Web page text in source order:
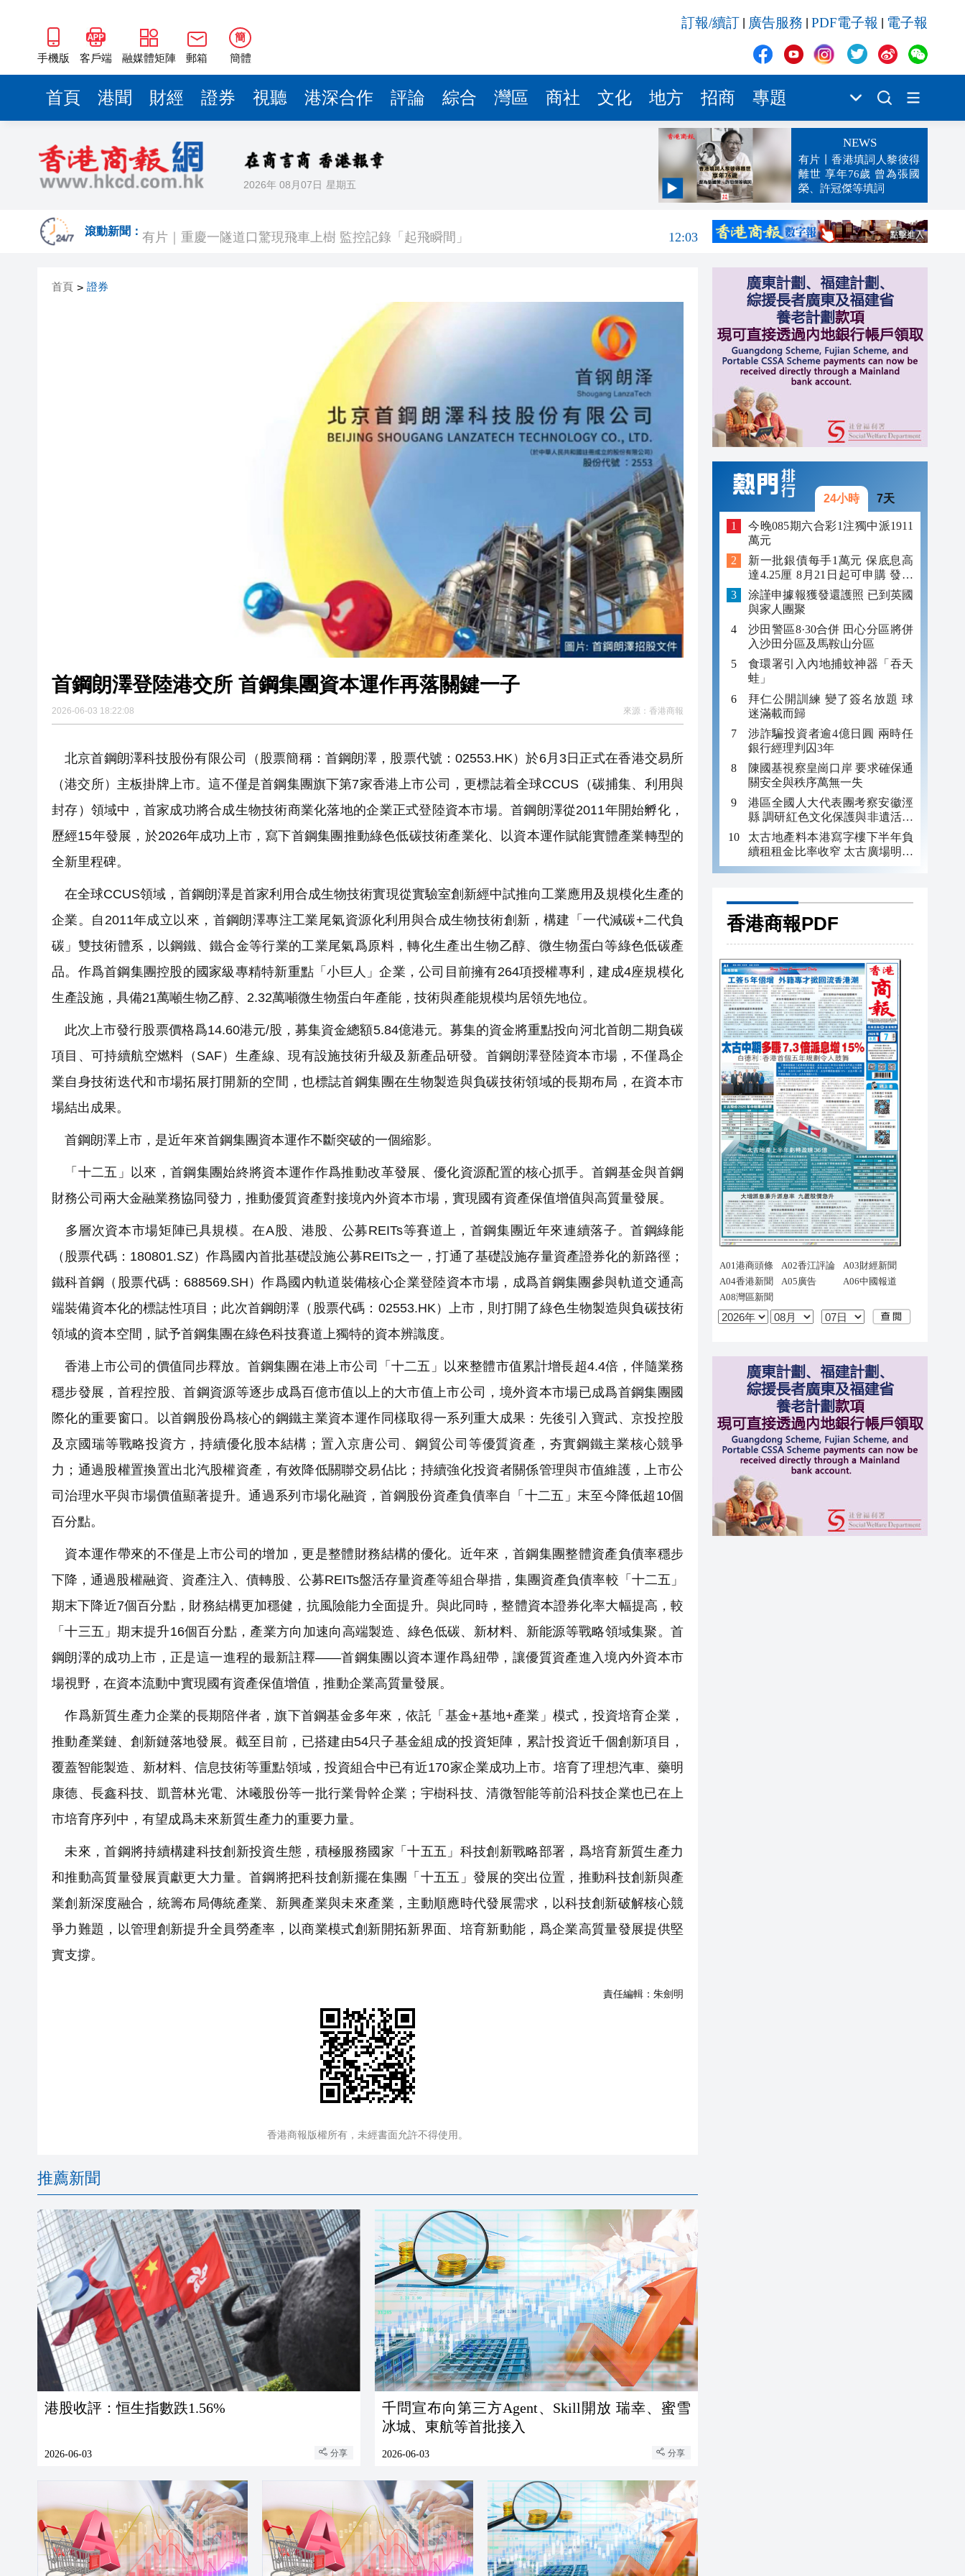
手機版 客戶端 融媒體矩陣 郵箱
簡
簡體
訂報/續訂 廣告服務 PDF電子報 電子報
首頁 港聞 財經 證券 視聽 港深合作 評論 綜合 灣區 商社 文化 地方 招商 專題
2026年 08月07日 星期五
NEWS
有片丨香港填詞人黎彼得
離世 享年76歲 曾為張國
榮、許冠傑等填詞
滾動新聞：
12:09
有片｜重慶一隧道口驚現飛車上樹 監控記錄「起飛瞬間」
12:03
【A股午評】三大指數集體上漲 創業板指漲1.75%
58歲男子失蹤半月 今於馬鞍山女婆山發現遺體
A股多家光伏龍頭回應「美國加徵關稅」
人行據報正增加在香港的黃金儲備 支持香港成為黃金交易中心
首頁 > 證券
首鋼朗澤登陸港交所 首鋼集團資本運作再落關鍵一子
2026-06-03 18:22:08 來源： 香港商報
北京首鋼朗澤科技股份有限公司（股票簡稱：首鋼朗澤，股票代號：02553.HK）於6月3日正式在香港交易所
（港交所）主板掛牌上市。這不僅是首鋼集團旗下第7家香港上市公司，更標誌着全球CCUS（碳捕集、利用與
封存）領域中，首家成功將合成生物技術商業化落地的企業正式登陸資本市場。首鋼朗澤從2011年開始孵化，
歷經15年發展，於2026年成功上市，寫下首鋼集團推動綠色低碳技術產業化、以資本運作賦能實體產業轉型的
全新里程碑。
在全球CCUS領域，首鋼朗澤是首家利用合成生物技術實現從實驗室創新經中試推向工業應用及規模化生產的
企業。自2011年成立以來，首鋼朗澤專注工業尾氣資源化利用與合成生物技術創新，構建「一代減碳+二代負
碳」雙技術體系，以鋼鐵、鐵合金等行業的工業尾氣爲原料，轉化生產出生物乙醇、微生物蛋白等綠色低碳產
品。作爲首鋼集團控股的國家級專精特新重點「小巨人」企業，公司目前擁有264項授權專利，建成4座規模化
生產設施，具備21萬噸生物乙醇、2.32萬噸微生物蛋白年產能，技術與產能規模均居領先地位。
此次上市發行股票價格爲14.60港元/股，募集資金總額5.84億港元。募集的資金將重點投向河北首朗二期負碳
項目、可持續航空燃料（SAF）生產線、現有設施技術升級及新產品研發。首鋼朗澤登陸資本市場，不僅爲企
業自身技術迭代和市場拓展打開新的空間，也標誌首鋼集團在生物製造與負碳技術領域的長期布局，在資本市
場結出成果。
首鋼朗澤上市，是近年來首鋼集團資本運作不斷突破的一個縮影。
「十二五」以來，首鋼集團始終將資本運作作爲推動改革發展、優化資源配置的核心抓手。首鋼基金與首鋼
財務公司兩大金融業務協同發力，推動優質資產對接境內外資本市場，實現國有資產保值增值與高質量發展。
多層次資本市場矩陣已具規模。在A股、港股、公募REITs等賽道上，首鋼集團近年來連續落子。首鋼綠能
（股票代碼：180801.SZ）作爲國內首批基礎設施公募REITs之一，打通了基礎設施存量資產證券化的新路徑；
鐵科首鋼（股票代碼：688569.SH）作爲國內軌道裝備核心企業登陸資本市場，成爲首鋼集團參與軌道交通高
端裝備資本化的標誌性項目；此次首鋼朗澤（股票代碼：02553.HK）上市，則打開了綠色生物製造與負碳技術
領域的資本空間，賦予首鋼集團在綠色科技賽道上獨特的資本辨識度。
香港上市公司的價值同步釋放。首鋼集團在港上市公司「十二五」以來整體市值累計增長超4.4倍，伴隨業務
穩步發展，首程控股、首鋼資源等逐步成爲百億市值以上的大市值上市公司，境外資本市場已成爲首鋼集團國
際化的重要窗口。以首鋼股份爲核心的鋼鐵主業資本運作同樣取得一系列重大成果：先後引入寶武、京投控股
及京國瑞等戰略投資方，持續優化股本結構；置入京唐公司、鋼貿公司等優質資產，夯實鋼鐵主業核心競爭
力；通過股權置換置出北汽股權資產，有效降低關聯交易佔比；持續強化投資者關係管理與市值維護，上市公
司治理水平與市場價值顯著提升。通過系列市場化融資，首鋼股份資產負債率自「十二五」末至今降低超10個
百分點。
資本運作帶來的不僅是上市公司的增加，更是整體財務結構的優化。近年來，首鋼集團整體資產負債率穩步
下降，通過股權融資、資產注入、債轉股、公募REITs盤活存量資產等組合舉措，集團資產負債率較「十二五」
期末下降近7個百分點，財務結構更加穩健，抗風險能力全面提升。與此同時，整體資本證券化率大幅提高，較
「十三五」期末提升16個百分點，產業方向加速向高端製造、綠色低碳、新材料、新能源等戰略領域集聚。首
鋼朗澤的成功上市，正是這一進程的最新註釋——首鋼集團以資本運作爲紐帶，讓優質資產進入境內外資本市
場視野，在資本流動中實現國有資產保值增值，推動企業高質量發展。
作爲新質生產力企業的長期陪伴者，旗下首鋼基金多年來，依託「基金+基地+產業」模式，投資培育企業，
推動產業鏈、創新鏈落地發展。截至目前，已搭建由54只子基金組成的投資矩陣，累計投資近千個創新項目，
覆蓋智能製造、新材料、信息技術等重點領域，投資組合中已有近170家企業成功上市。培育了理想汽車、藥明
康德、長鑫科技、凱普林光電、沐曦股份等一批行業骨幹企業；宇樹科技、清微智能等前沿科技企業也已在上
市培育序列中，有望成爲未來新質生產力的重要力量。
未來，首鋼將持續構建科技創新投資生態，積極服務國家「十五五」科技創新戰略部署，爲培育新質生產力
和推動高質量發展貢獻更大力量。首鋼將把科技創新擺在集團「十五五」發展的突出位置，推動科技創新與產
業創新深度融合，統籌布局傳統產業、新興產業與未來產業，主動順應時代發展需求，以科技創新破解核心競
爭力難題，以管理創新提升全員勞產率，以商業模式創新開拓新界面、培育新動能，爲企業高質量發展提供堅
實支撐。
責任編輯： 朱劍明
香港商報版權所有，未經書面允許不得使用。
推薦新聞
港股收評：恒生指數跌1.56%
2026-06-03 分享
千問宣布向第三方Agent、Skill開放 瑞幸、蜜雪
冰城、東航等首批接入
2026-06-03 分享
24小時 7天
今晚085期六合彩1注獨中派1911
萬元
新一批銀債每手1萬元 保底息高
達4.25厘 8月21日起可申購 發行
金額最多550億
涂謹申據報獲發還護照 已到英國
與家人團聚
沙田警區8·30合併 田心分區將併
入沙田分區及馬鞍山分區
食環署引入內地捕蚊神器「吞天
蛙」
拜仁公開訓練 變了簽名放題 球
迷滿載而歸
涉詐騙投資者逾4億日圓 兩時任
銀行經理判囚3年
陳國基視察皇崗口岸 要求確保通
關安全與秩序萬無一失
港區全國人大代表團考察安徽涇
縣 調研紅色文化保護與非遺活態
傳承
太古地產料本港寫字樓下半年負
續租租金比率收窄 太古廣場明年
轉正
香港商報PDF